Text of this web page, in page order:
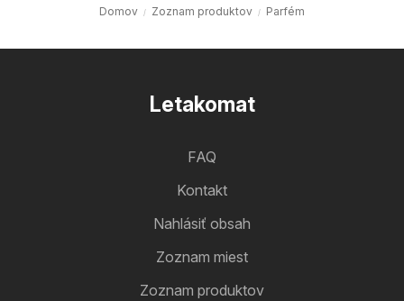
Domov Zoznam produktov Parfém
Letakomat
FAQ
Kontakt
Nahlásiť obsah
Zoznam miest
Zoznam produktov